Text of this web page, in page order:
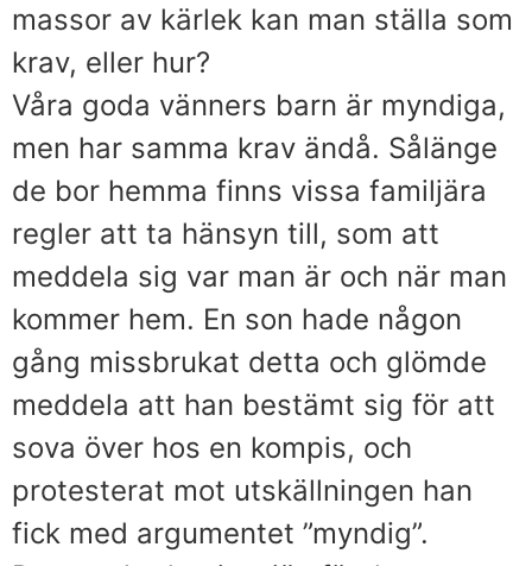
massor av kärlek kan man ställa som
krav, eller hur?
Våra goda vänners barn är myndiga,
men har samma krav ändå. Sålänge
de bor hemma finns vissa familjära
regler att ta hänsyn till, som att
meddela sig var man är och när man
kommer hem. En son hade någon
gång missbrukat detta och glömde
meddela att han bestämt sig för att
sova över hos en kompis, och
protesterat mot utskällningen han
fick med argumentet ”myndig”.